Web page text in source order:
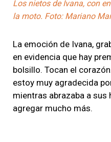
Los nietos de Ivana, con
la moto. Foto: Mariano
La emoción de Ivana,
en evidencia que hay
bolsillo. Tocan el
estoy muy agradecida
mientras abrazaba a
agregar mucho más.